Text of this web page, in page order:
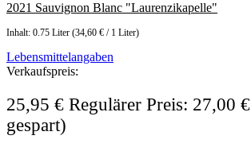
2021 Sauvignon Blanc "Laurenzikapelle"
Inhalt: 0.75 Liter (34,60 € / 1 Liter)
Lebensmittelangaben
Verkaufspreis:
25,95 € Regulärer Preis: 27,00 €
gespart)